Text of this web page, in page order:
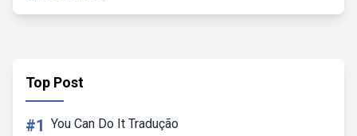
Top Post
#1 You Can Do It Tradução